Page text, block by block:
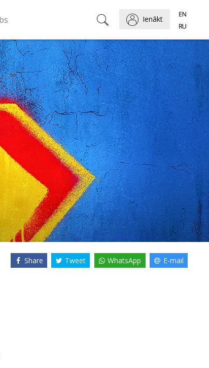
Ienākt
Share Tweet WhatsApp E-mail